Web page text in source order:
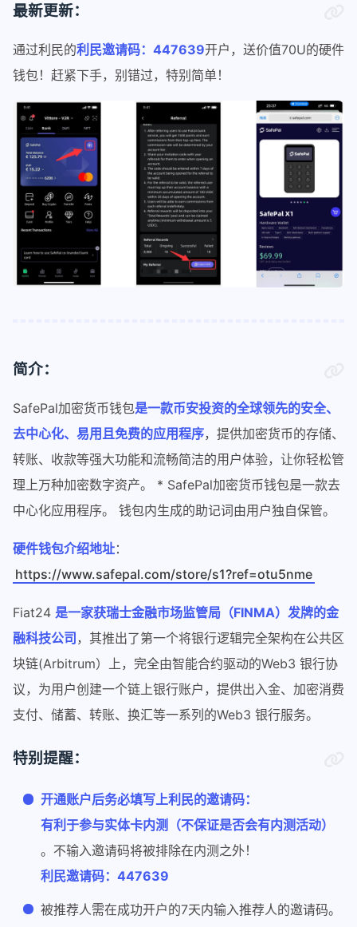
最新更新：
通过利民的利民邀请码：447639开户，送价值70U的硬件
钱包！赶紧下手，别错过，特别简单！
简介：
SafePal加密货币钱包是一款币安投资的全球领先的安全、
去中心化、易用且免费的应用程序，提供加密货币的存储、
转账、收款等强大功能和流畅简洁的用户体验，让你轻松管
理上万种加密数字资产。 * SafePal加密货币钱包是一款去
中心化应用程序。 钱包内生成的助记词由用户独自保管。
硬件钱包介绍地址：
https://www.safepal.com/store/s1?ref=otu5nme
Fiat24 是一家获瑞士金融市场监管局（FINMA）发牌的金
融科技公司，其推出了第一个将银行逻辑完全架构在公共区
块链(Arbitrum）上，完全由智能合约驱动的Web3 银行协
议，为用户创建一个链上银行账户，提供出入金、加密消费
支付、储蓄、转账、换汇等一系列的Web3 银行服务。
特别提醒：
开通账户后务必填写上利民的邀请码：
有利于参与实体卡内测（不保证是否会有内测活动）
。不输入邀请码将被排除在内测之外！
利民邀请码：447639
被推荐人需在成功开户的7天内输入推荐人的邀请码。